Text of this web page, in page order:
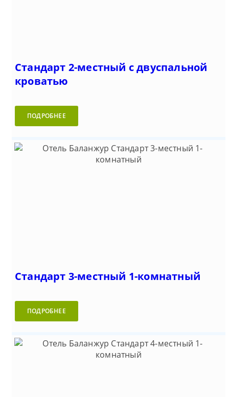
Стандарт 2-местный с двуспальной
кроватью
ПОДРОБНЕЕ
Стандарт 3-местный 1-комнатный
ПОДРОБНЕЕ